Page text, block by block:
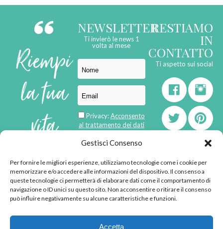
Gestisci Consenso
Per fornire le migliori esperienze, utilizziamo tecnologie come i cookie per
memorizzare e/o accedere alle informazioni del dispositivo. Il consenso a
queste tecnologie ci permetterà di elaborare dati come il comportamento di
navigazione o ID unici su questo sito. Non acconsentire o ritirare il consenso
può influire negativamente su alcune caratteristiche e funzioni.
Accetta
Riempi
la tua
vita
di
emozioni
NEWSLETTER
Ti invierò le news 1
volta al mese
Privacy:Acconsento
al trattamento dei dati
RESTIAMO
IN
CONTATTO
Ti aspetto sui social
born inMaMaStudiOs